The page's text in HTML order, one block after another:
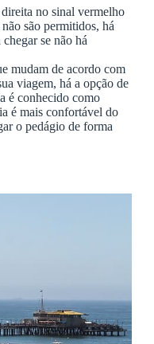
no sinal vermelho
são permitidos, há
se não há
mudam de acordo com
viagem, há a opção de
é conhecido como
é mais confortável do
o pedágio de forma